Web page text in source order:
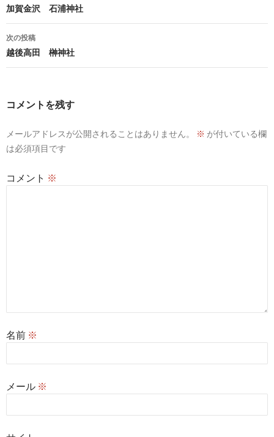
稿
ナ
ビ
ゲ
ョ
加賀金沢 石浦神社
次の投稿
越後高田 榊神社
コメントを残す
メールアドレスが公開されることはありません。 ※ が付いている欄
は必須項目です
コメント ※
名前 ※
メール ※